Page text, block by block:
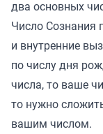
два основных
Число Сознания
и внутренние
по числу дня
числа, то ваше
то нужно
вашим числом.